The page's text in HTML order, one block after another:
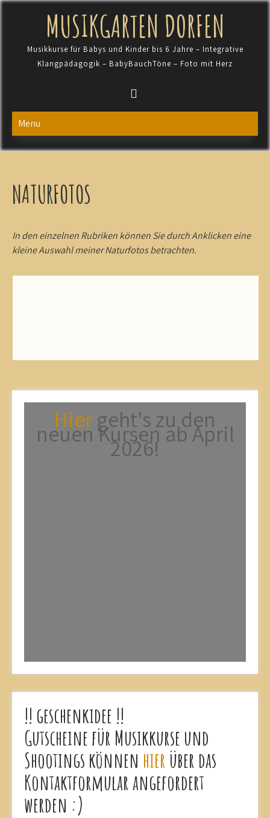
Skip
MUSIKGARTEN DORFEN
Musikkurse für Babys und Kinder bis 6 Jahre – Integrative
Klangpädagogik – BabyBauchTöne – Foto mit Herz
Menu
NATURFOTOS
In den einzelnen Rubriken können Sie durch Anklicken eine
kleine Auswahl meiner Naturfotos betrachten.
Hiergeht's zu den
neuen Kursen ab April
2026!
!! geschenkidee !!
Gutscheine für Musikkurse und
Shootings können hier über das
Kontaktformular angefordert
werden :)